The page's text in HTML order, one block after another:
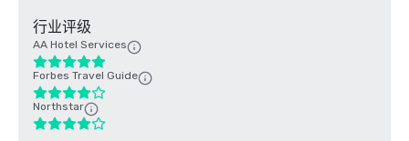
行业评级
AA Hotel Services
Forbes Travel Guide
Northstar